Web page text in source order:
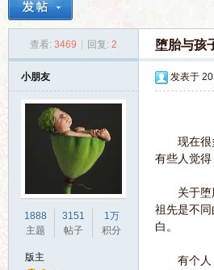
› ›
查看: 3469 回复: 2 堕胎与孩
小朋友
1888
主题
3151
帖子
1万
积分
版主
发表于
现在很多
有些人觉
关于堕胎
祖先是不
白。
有个人，